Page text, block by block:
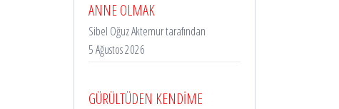
ANNE OLMAK
Sibel Oğuz Aktemur tarafından
5 Ağustos 2026
GÜRÜLTÜDEN KENDİME